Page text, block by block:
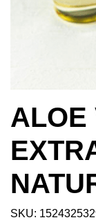
ALOE
SKU: